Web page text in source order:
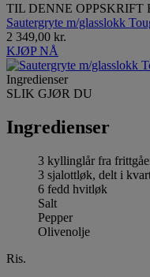
TIL DENNE
Sautergryte m/glasslokk
2 349,00 kr.
KJØP NÅ
Ingredienser
SLIK GJØR DU
Ingredienser
3 kyllinglår fra
3 sjalottløk, delt i
6 fedd hvitløk
Salt
Pepper
Olivenolje
Ris.